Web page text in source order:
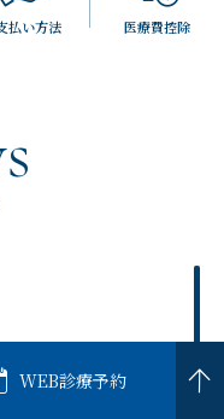
払い方法 医療費控除
WEB診療予約